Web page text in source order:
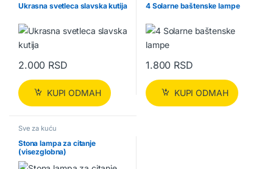
Ukrasna svetleca slavska kutija
2.000 RSD
KUPI ODMAH
4 Solarne baštenske lampe
1.800 RSD
KUPI ODMAH
Sve za kuću
Stona lampa za citanje
(visezglobna)